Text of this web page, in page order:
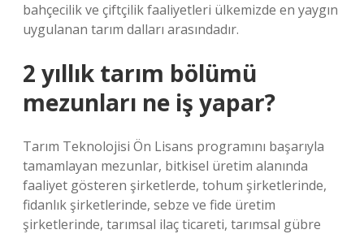
bahçecilik ve çiftçilik faaliyetleri ülkemizde en yaygın
uygulanan tarım dalları arasındadır.
2 yıllık tarım bölümü
mezunları ne iş yapar?
Tarım Teknolojisi Ön Lisans programını başarıyla
tamamlayan mezunlar, bitkisel üretim alanında
faaliyet gösteren şirketlerde, tohum şirketlerinde,
fidanlık şirketlerinde, sebze ve fide üretim
şirketlerinde, tarımsal ilaç ticareti, tarımsal gübre